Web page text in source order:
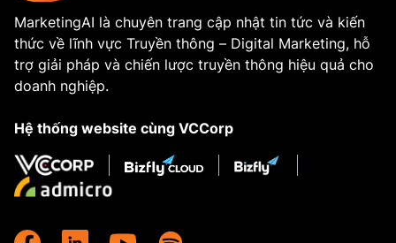
MarketingAI là chuyên trang cập nhật tin tức và kiến
thức về lĩnh vực Truyền thông – Digital Marketing, hỗ
trợ giải pháp và chiến lược truyền thông hiệu quả cho
doanh nghiệp.
Hệ thống website cùng VCCorp